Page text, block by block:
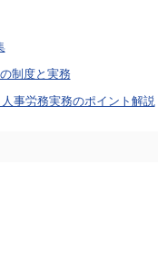
制度と実務
事労務実務のポイント解説